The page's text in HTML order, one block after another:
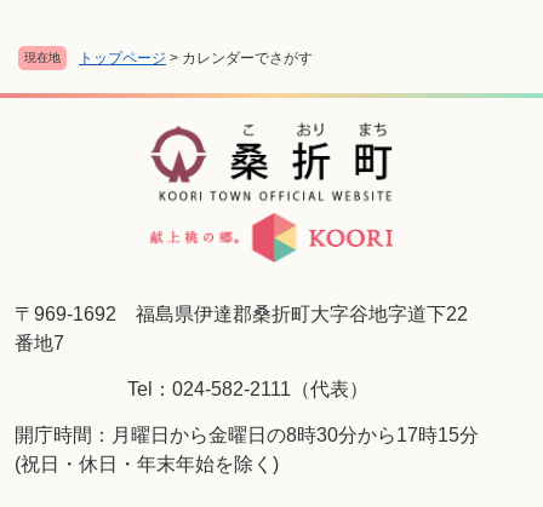
現在地 トップページ > カレンダーでさがす
〒969-1692 福島県伊達郡桑折町大字谷地字道下22
番地7
Tel：024-582-2111（代表）
開庁時間：月曜日から金曜日の8時30分から17時15分
(祝日・休日・年末年始を除く)